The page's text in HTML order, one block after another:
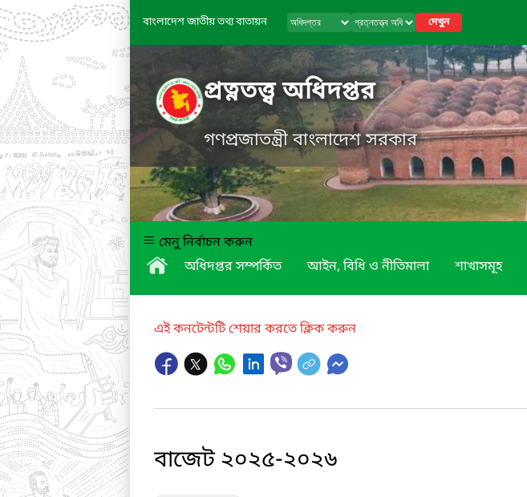
বাংলাদেশ জাতীয় তথ্য বাতায়ন দেখুন
প্রত্নতত্ত্ব অধিদপ্তর
গণপ্রজাতন্ত্রী বাংলাদেশ সরকার
মেনু নির্বাচন করুন
অধিদপ্তর সম্পর্কিত
আইন, বিধি ও নীতিমালা শাখাসমূহ
এই কনটেন্টটি শেয়ার করতে ক্লিক করুন
বাজেট ২০২৫-২০২৬